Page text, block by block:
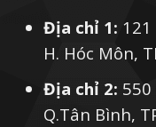
Địa chỉ 1:
H. Hóc Môn,
Địa chỉ 2:
Q.Tân Bình,